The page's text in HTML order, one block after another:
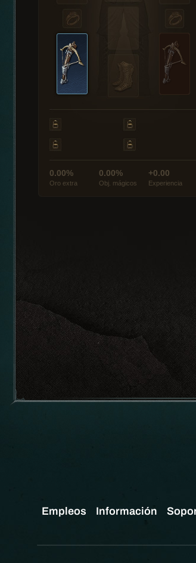
0.00%
Oro extra
0.00%
Obj. mágicos
+0.00
Experiencia